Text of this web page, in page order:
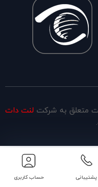
متعلق به شرکت لنت دات
پشتیبانی حساب کاربری